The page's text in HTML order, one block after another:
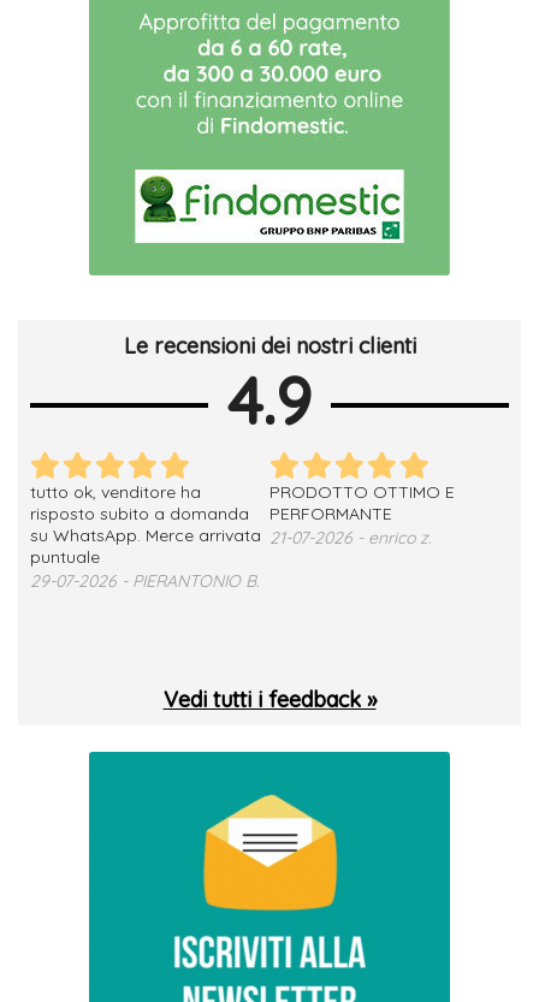
Le recensioni dei nostri clienti
4.9
tutto ok, venditore ha
risposto subito a domanda
su WhatsApp. Merce arrivata
puntuale
29-07-2026 - PIERANTONIO B.
PRODOTTO OTTIMO E
PERFORMANTE
21-07-2026 - enrico z.
Vedi tutti i feedback »